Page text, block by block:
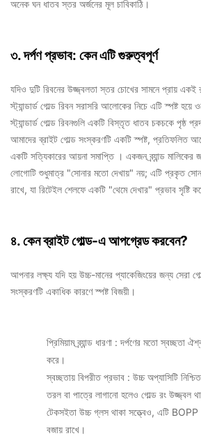
অনেক ঘন ধাতব স্তর অর্জনের মূল চাবিকাঠি।
৩. দর্পণ প্রভাব: কেন এটি গুরুত্বপূর্ণ
যদিও দুটি রিবনের উজ্জ্বলতা স্তর চোখের সামনে প্রায়
স্ট্যান্ডার্ড গোল্ড রিবনসরাসরি আলোকের নিচে এটি স্পষ্ট হয়ে
স্ট্যান্ডার্ড গোল্ড রিবনগুলি একটি বিস্তৃত ধাতব চকচকে পৃষ্ঠ
আমাদেরব্রাইট গোল্ড সংস্করণটি একটি স্পষ্ট,
একটি সত্যিকারের আয়না সমাপ্তি । একজন ব্র্যান্ড
লোগোটি শুধুমাত্র "সোনার মতো দেখায়" নয়; এটি প্রকৃত
রাখে, যা রিটেইল শেলফে একটি "থেমে দেখার" প্রভাব সৃষ্টি
৪. কেন ব্রাইট গোল্ড-এ আপগ্রেড করবেন?
আপনার লক্ষ্য যদি হয় উচ্চ-মানের প্যাকেজিংয়ের জন্য সেরা
সংস্করণটি একাধিক কারণে স্পষ্ট বিজয়ী।
প্রিমিয়াম ব্র্যান্ড ধারণা : দর্পণের মতো স্বচ্ছতা
করে।
স্বচ্ছতায় বিপরীত প্রভাব : উচ্চ অপ্যাসিটি
তরল বা পাত্রে লাগানো হলেও গোল্ড রং উজ্জ্বল
টেকসইতা উচ্চ গ্লস থাকা সত্ত্বেও, এটি BOPP
বজায় রাখে।